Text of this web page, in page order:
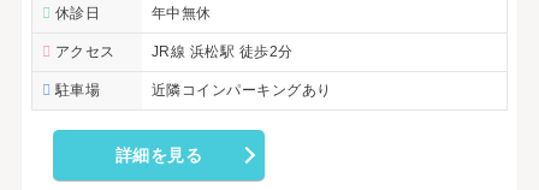
休診日 年中無休
アクセス JR線 浜松駅 徒歩2分
駐車場 近隣コインパーキングあり
詳細を見る